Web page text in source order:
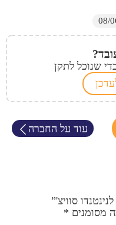
שנוכל לתקן
עוד על החברה
סוויצ'”
מסומנים *